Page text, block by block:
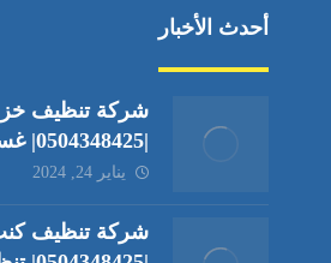
أحدث الأخبار
شركة تنظيف
|0504348425| غسيل خزان
يناير 24, 2024
شركة تنظيف